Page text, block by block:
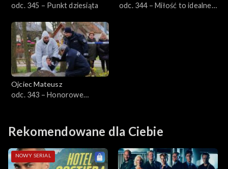
Sezon 13
Sezon 12
Sezon 11
Sezon 9
Sezon 8
odc. 345 – Punkt dziesiąta
odc. 344 – Miłość to idealne
Ojciec Mateusz
odc. 343 – Honorowe
Rekomendowane dla Ciebie
NOWY SERIAL